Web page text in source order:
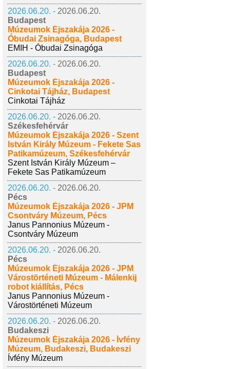
2026.06.20. - 2026.06.20.
Budapest
Múzeumok Éjszakája 2026 -
Óbudai Zsinagóga, Budapest
EMIH - Óbudai Zsinagóga
2026.06.20. - 2026.06.20.
Budapest
Múzeumok Éjszakája 2026 -
Cinkotai Tájház, Budapest
Cinkotai Tájház
2026.06.20. - 2026.06.20.
Székesfehérvár
Múzeumok Éjszakája 2026 - Szent
István Király Múzeum - Fekete Sas
Patikamúzeum, Székesfehérvár
Szent István Király Múzeum –
Fekete Sas Patikamúzeum
2026.06.20. - 2026.06.20.
Pécs
Múzeumok Éjszakája 2026 - JPM
Csontváry Múzeum, Pécs
Janus Pannonius Múzeum -
Csontváry Múzeum
2026.06.20. - 2026.06.20.
Pécs
Múzeumok Éjszakája 2026 - JPM
Várostörténeti Múzeum - Málenkij
robot kiállítás, Pécs
Janus Pannonius Múzeum -
Várostörténeti Múzeum
2026.06.20. - 2026.06.20.
Budakeszi
Múzeumok Éjszakája 2026 - Ívfény
Múzeum, Budakeszi, Budakeszi
Ívfény Múzeum